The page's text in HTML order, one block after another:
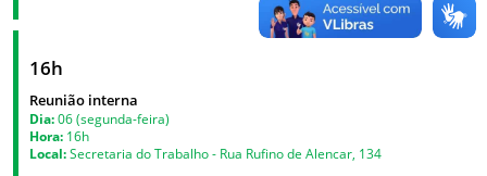
16h
Reunião interna
Dia:06 (segunda-feira)
Hora: 16h
Local:Secretaria do Trabalho - Rua Rufino de Alencar, 134